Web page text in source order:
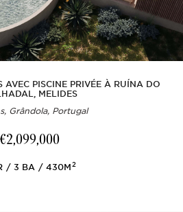
PISCINE PRIVÉE À RUÍNA DO
MELIDES
Grândola, Portugal
€2,099,000
3 BA 430M2